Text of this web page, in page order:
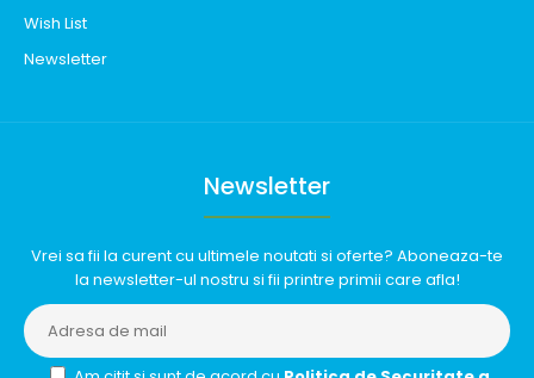
Wish List
Newsletter
Newsletter
Vrei sa fii la curent cu ultimele noutati si oferte? Aboneaza-te
la newsletter-ul nostru si fii printre primii care afla!